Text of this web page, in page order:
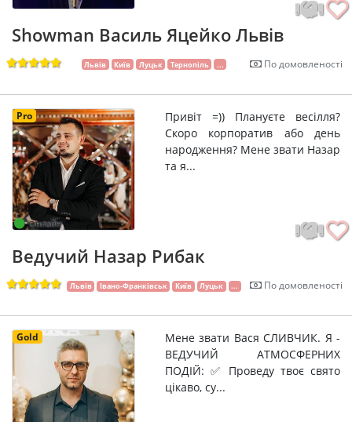
Showman Василь Яцейко Львів
Львів Київ Луцьк Тернопіль ... По домовленості
Pro
Онлайн
Привіт =)) Плануєте весілля?
Скоро корпоратив або день
народження? Мене звати Назар
та я...
Ведучий Назар Рибак
Львів Івано-Франківськ Київ Луцьк ... По домовленості
Gold
Мене звати Вася СЛИВЧИК. Я -
ВЕДУЧИЙ АТМОСФЕРНИХ
ПОДІЙ: ✅ Проведу твоє свято
цікаво, су...